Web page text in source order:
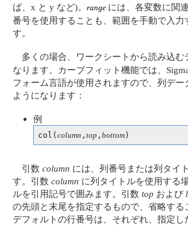
ば、x と y など)。range には、各変数に関
番号を使用することも、範囲を手動で入力
す。
多くの場合、ワークシートから読み込
なります。カーブフィット機能では、
フォーム言語が使用されますので、列デー
ようになります：
例
col( column , top , bottom)
引数column には、列番号または列タイ
す。引数column に列タイトルを使用する
ルを引用記号で囲みます。引数top および
の先頭と末尾を指定するもので、省略する
デフォルトの行番号は、それぞれ、指定し